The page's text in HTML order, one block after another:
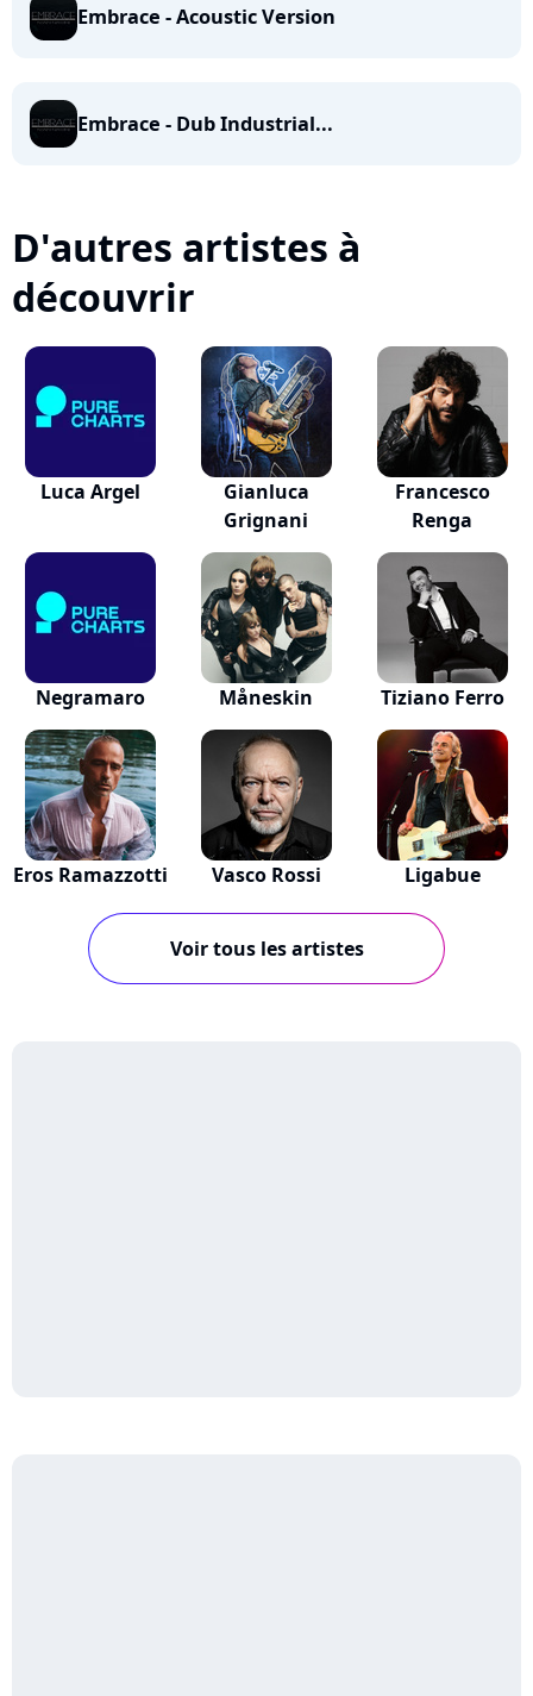
Embrace - Acoustic Version
Embrace - Dub Industrial...
D'autres artistes à
découvrir
Luca Argel
Gianluca
Grignani
Francesco
Renga
Negramaro Måneskin Tiziano Ferro
Eros Ramazzotti Vasco Rossi Ligabue
Voir tous les artistes